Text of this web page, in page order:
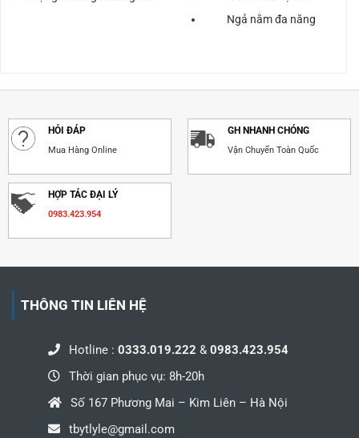
Ngả nằm đa năng
HỎI ĐÁP
Mua Hàng Online
GH NHANH CHÓNG
Vận Chuyển Toàn Quốc
HỢP TÁC ĐẠI LÝ
0983.423.954
THÔNG TIN LIÊN HỆ
Hotline : 0333.019.222 & 0983.423.954
Thời gian phục vụ: 8h-20h
Số 167 Phương Mai – Kim Liên – Hà Nội
tbytlyle@gmail.com